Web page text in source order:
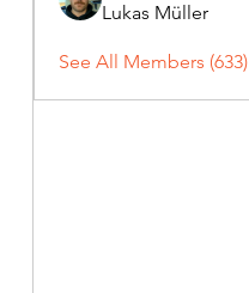
Lukas Müller
See All Members (633)